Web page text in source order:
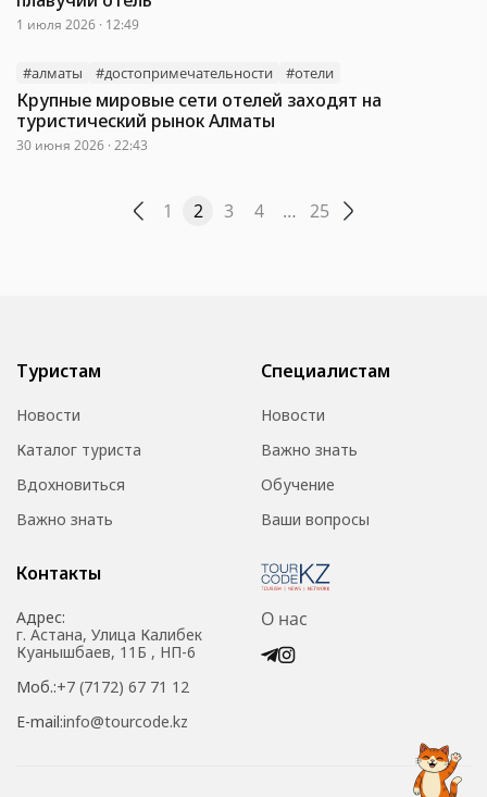
1 июля 2026 · 12:49
#алматы #достопримечательности #отели
Крупные мировые сети отелей заходят на
туристический рынок Алматы
30 июня 2026 · 22:43
1 2 3 4 … 25
Туристам
Новости
Каталог туриста
Вдохновиться
Важно знать
Специалистам
Новости
Важно знать
Обучение
Ваши вопросы
Контакты
Адрес:
г. Астана, Улица Калибек
Куанышбаев, 11Б , НП-6
Моб.:+7 (7172) 67 71 12
E-mail:info@tourcode.kz
О нас